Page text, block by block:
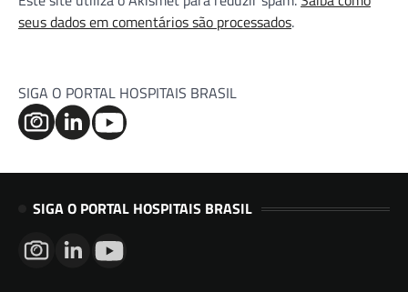
seus dados em comentários são processados.
SIGA O PORTAL HOSPITAIS BRASIL
SIGA O PORTAL HOSPITAIS BRASIL